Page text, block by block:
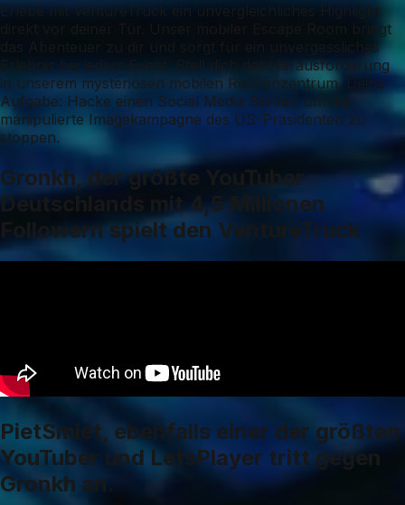
Erlebe mit VentureTruck ein unvergleichliches Highlight
direkt vor deiner Tür. Unser mobiler Escape Room bringt
das Abenteuer zu dir und sorgt für ein unvergessliches
Erlebnis bei jedem Event. Stell dich der Herausforderung
in unserem mysteriösen mobilen Rechenzentrum. Deine
Aufgabe: Hacke einen Social Media Server, um die
manipulierte Imagekampagne des US-Präsidenten zu
stoppen.
Gronkh, der größte YouTuber
Deutschlands mit 4,5 Millionen
Followern spielt den VentureTruck
PietSmiet, ebenfalls einer der größten
YouTuber und LetsPlayer tritt gegen
Gronkh an.